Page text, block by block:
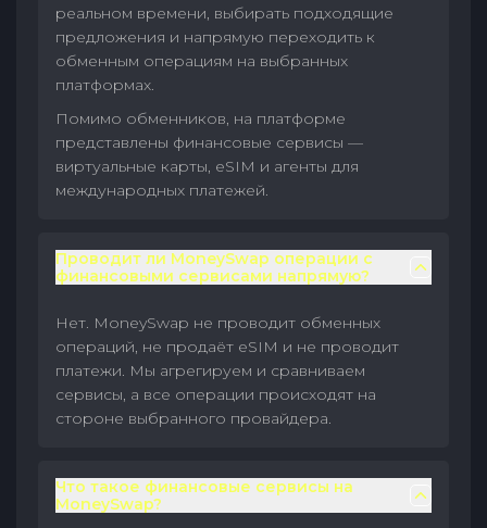
реальном времени, выбирать подходящие
предложения и напрямую переходить к
обменным операциям на выбранных
платформах.
Помимо обменников, на платформе
представлены финансовые сервисы —
виртуальные карты, eSIM и агенты для
международных платежей.
Проводит ли MoneySwap операции с
финансовыми сервисами напрямую?
Нет. MoneySwap не проводит обменных
операций, не продаёт eSIM и не проводит
платежи. Мы агрегируем и сравниваем
сервисы, а все операции происходят на
стороне выбранного провайдера.
Что такое финансовые сервисы на
MoneySwap?